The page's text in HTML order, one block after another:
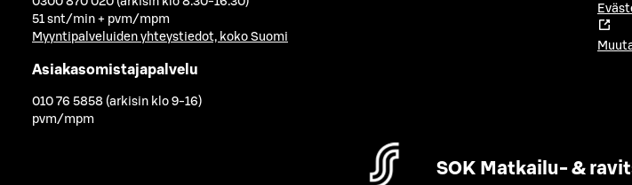
51 snt/min + pvm/mpm
Myyntipalveluiden yhteystiedot, koko Suomi
Asiakasomistajapalvelu
010 76 5858 (arkisin klo 9-16)
pvm/mpm
SOK Matkailu- &